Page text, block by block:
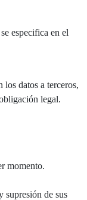
especifica en el
los datos a terceros,
legal.
momento.
supresión de sus